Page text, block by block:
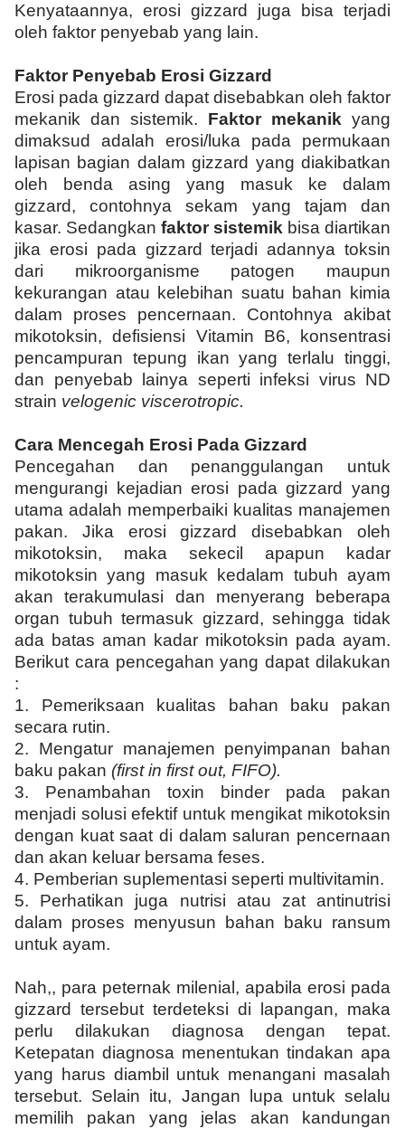
Kenyataannya, erosi gizzard juga bisa terjadi
oleh faktor penyebab yang lain.
Faktor Penyebab Erosi Gizzard
Erosi pada gizzard dapat disebabkan oleh faktor
mekanik dan sistemik. Faktor mekanik yang
dimaksud adalah erosi/luka pada permukaan
lapisan bagian dalam gizzard yang diakibatkan
oleh benda asing yang masuk ke dalam
gizzard, contohnya sekam yang tajam dan
kasar. Sedangkan faktor sistemik bisa diartikan
jika erosi pada gizzard terjadi adannya toksin
dari mikroorganisme patogen maupun
kekurangan atau kelebihan suatu bahan kimia
dalam proses pencernaan. Contohnya akibat
mikotoksin, defisiensi Vitamin B6, konsentrasi
pencampuran tepung ikan yang terlalu tinggi,
dan penyebab lainya seperti infeksi virus ND
strain velogenic viscerotropic.
Cara Mencegah Erosi Pada Gizzard
Pencegahan dan penanggulangan untuk
mengurangi kejadian erosi pada gizzard yang
utama adalah memperbaiki kualitas manajemen
pakan. Jika erosi gizzard disebabkan oleh
mikotoksin, maka sekecil apapun kadar
mikotoksin yang masuk kedalam tubuh ayam
akan terakumulasi dan menyerang beberapa
organ tubuh termasuk gizzard, sehingga tidak
ada batas aman kadar mikotoksin pada ayam.
Berikut cara pencegahan yang dapat dilakukan
:
1. Pemeriksaan kualitas bahan baku pakan
secara rutin.
2. Mengatur manajemen penyimpanan bahan
baku pakan (first in first out, FIFO).
3. Penambahan toxin binder pada pakan
menjadi solusi efektif untuk mengikat mikotoksin
dengan kuat saat di dalam saluran pencernaan
dan akan keluar bersama feses.
4. Pemberian suplementasi seperti multivitamin.
5. Perhatikan juga nutrisi atau zat antinutrisi
dalam proses menyusun bahan baku ransum
untuk ayam.
Nah,, para peternak milenial, apabila erosi pada
gizzard tersebut terdeteksi di lapangan, maka
perlu dilakukan diagnosa dengan tepat.
Ketepatan diagnosa menentukan tindakan apa
yang harus diambil untuk menangani masalah
tersebut. Selain itu, Jangan lupa untuk selalu
memilih pakan yang jelas akan kandungan